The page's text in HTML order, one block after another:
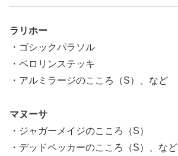
ラリホー
・ゴシックパラソル
・ペロリンステッキ
・アルミラージのこころ（S）、など
マヌーサ
・ジャガーメイジのこころ（S）
・デッドペッカーのこころ（S）、など